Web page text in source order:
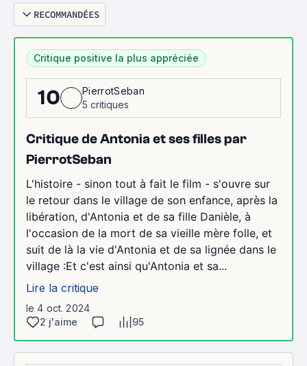
RECOMMANDÉES
Critique positive la plus appréciée
10
PierrotSeban
5 critiques
Critique de Antonia et ses filles par
PierrotSeban
L'histoire - sinon tout à fait le film - s'ouvre sur
le retour dans le village de son enfance, après la
libération, d'Antonia et de sa fille Danièle, à
l'occasion de la mort de sa vieille mère folle, et
suit de là la vie d'Antonia et de sa lignée dans le
village :Et c'est ainsi qu'Antonia et sa...
Lire la critique
le 4 oct. 2024
2 j'aime
95